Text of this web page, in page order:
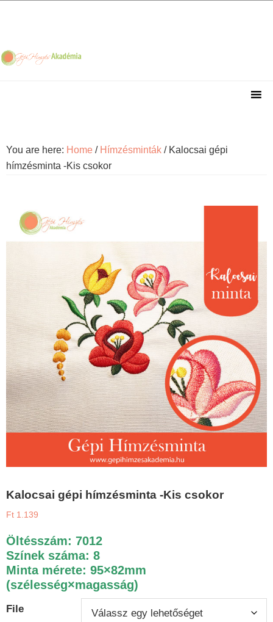
navigation
content
sidebar
You are here: Home / Hímzésminták / Kalocsai gépi
hímzésminta -Kis csokor
Kalocsai gépi hímzésminta -Kis csokor
Ft 1.139
Öltésszám: 7012
Színek száma: 8
Minta mérete: 95×82mm
(szélesség×magasság)
File